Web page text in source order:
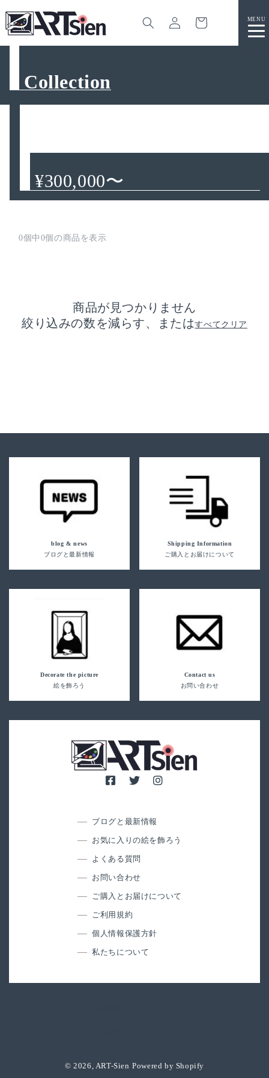
コンテ
グ
イ
ン
ー
Collection
コ
レ
シ
¥300,000〜
0個中0個の商品を表示
商品が見つかりません
絞り込みの数を減らす、またはすべてクリア
blog & news
ブログと最新情報
Shipping Information
ご購入とお届けについて
Decorate the picture
絵を飾ろう
Contact us
お問い合わせ
ブログと最新情報
お気に入りの絵を飾ろう
よくある質問
お問い合わせ
ご購入とお届けについて
ご利用規約
個人情報保護方針
私たちについて
© 2026, ART-Sien Powered by Shopify